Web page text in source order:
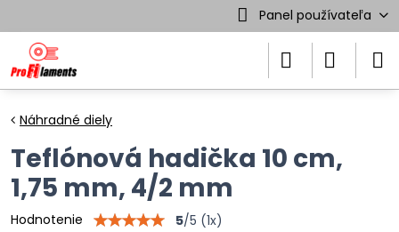
Panel používateľa
Náhradné diely
Teflónová hadička 10 cm,
1,75 mm, 4/2 mm
Hodnotenie 5/5 (1x)